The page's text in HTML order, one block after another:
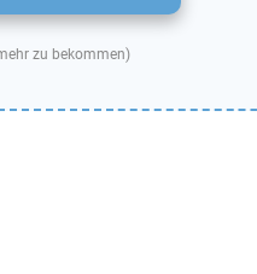
zu bekommen)